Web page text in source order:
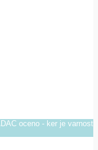
oceno - ker je varnost